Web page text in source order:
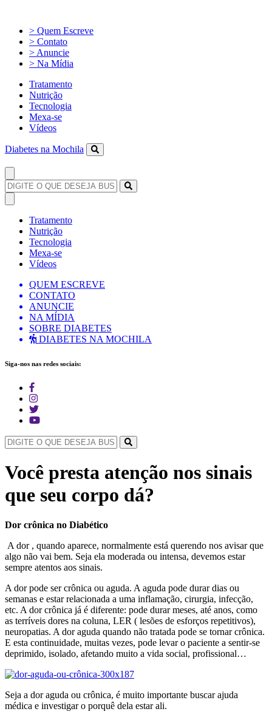
> Quem Escreve
> Contato
> Anuncie
> Na Mídia
Tratamento
Nutrição
Tecnologia
Mexa-se
Vídeos
Diabetes na Mochila
Tratamento
Nutrição
Tecnologia
Mexa-se
Vídeos
QUEM ESCREVE
CONTATO
ANUNCIE
NA MÍDIA
SOBRE DIABETES
DIABETES NA MOCHILA
Siga-nos nas redes sociais:
Você presta atenção nos sinais
que seu corpo dá?
Dor crônica no Diabético
A dor , quando aparece, normalmente está querendo nos avisar que
algo não vai bem. Seja ela moderada ou intensa, devemos estar
sempre atentos aos sinais.
A dor pode ser crônica ou aguda. A aguda pode durar dias ou
semanas e estar relacionada a uma inflamação, cirurgia, infecção,
etc. A dor crônica já é diferente: pode durar meses, até anos, como
as terríveis dores na coluna, LER ( lesões de esforços repetitivos),
neuropatias. A dor aguda quando não tratada pode se tornar crônica.
E esta continuidade, muitas vezes, pode levar o paciente a sentir-se
deprimido, isolado, afetando muito a vida social, profissional…
Seja a dor aguda ou crônica, é muito importante buscar ajuda
médica e investigar o porquê dela estar ali.